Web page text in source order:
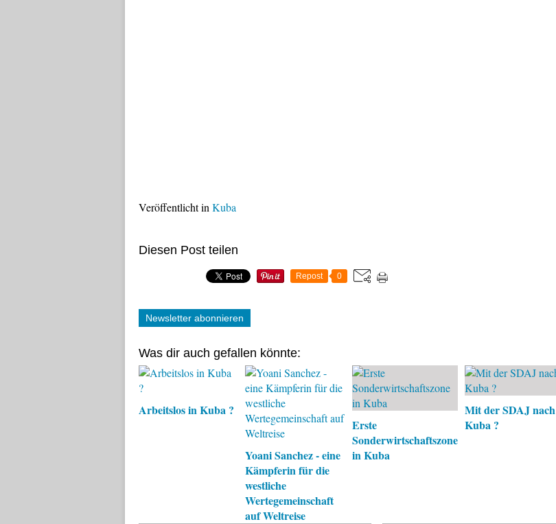
Veröffentlicht in Kuba
Diesen Post teilen
Repost 0
Newsletter abonnieren
Was dir auch gefallen könnte:
Arbeitslos in Kuba ?
Yoani Sanchez - eine
Kämpferin für die
westliche
Wertegemeinschaft
auf Weltreise
Erste
Sonderwirtschaftszone
in Kuba
Mit der SDAJ nach
Kuba ?